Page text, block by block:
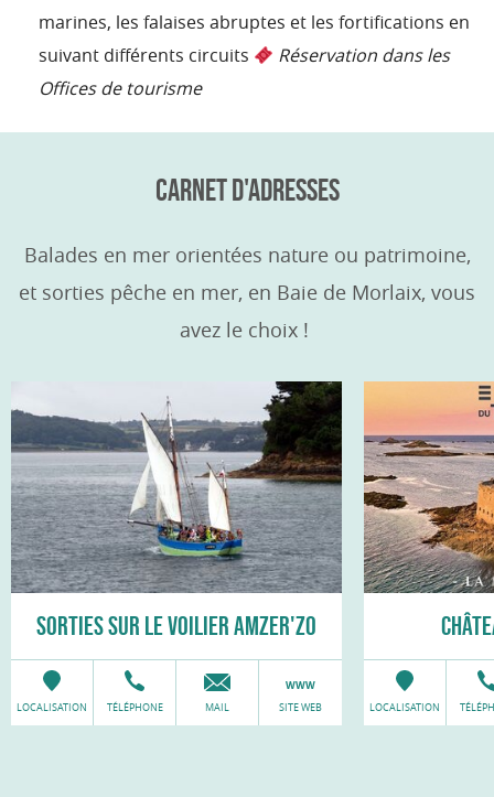
marines, les falaises abruptes et les fortifications en
suivant différents circuits
Réservation dans les
Offices de tourisme
CARNET D'ADRESSES
Balades en mer orientées nature ou patrimoine,
et sorties pêche en mer, en Baie de Morlaix, vous
avez le choix !
SORTIES SUR LE VOILIER AMZER'ZO
LOCALISATION TÉLÉPHONE MAIL SITE WEB LOCALISATION